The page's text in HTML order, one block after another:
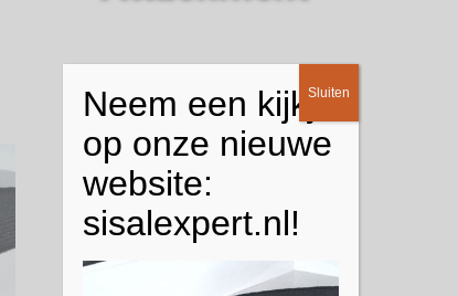
Neem een kijkje
op onze nieuwe
website:
sisalexpert.nl!
Sluiten